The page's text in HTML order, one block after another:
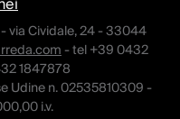
via Cividale, 24 - 33044
- tel +39 0432
1847878
Udine n. 02535810309 -
i.v.